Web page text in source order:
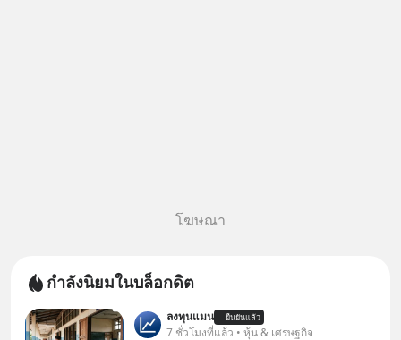
โฆษณา
กำลังนิยมในบล็อกดิต
ลงทุนแมน ยืนยันแล้ว
7 ชั่วโมงที่แล้ว • หุ้น & เศรษฐกิจ